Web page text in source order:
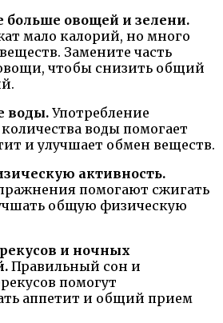
больше овощей и зелени.
мало калорий, но много
Замените часть
чтобы снизить общий
воды. Употребление
воды помогает
и улучшает обмен веществ.
активность.
помогают сжигать
общую физическую
и ночных
Правильный сон и
помогут
аппетит и общий прием